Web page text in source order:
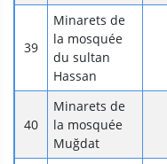
Minarets de
la mosquée
du sultan
Hassan
Minarets de
la mosquée
Muğdat